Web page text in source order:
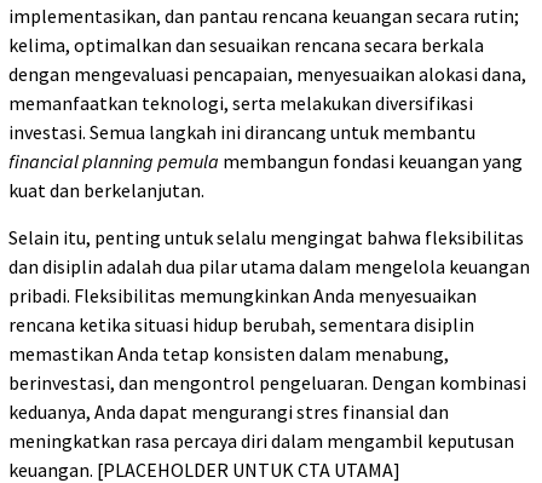
implementasikan, dan pantau rencana keuangan secara rutin;
kelima, optimalkan dan sesuaikan rencana secara berkala
dengan mengevaluasi pencapaian, menyesuaikan alokasi dana,
memanfaatkan teknologi, serta melakukan diversifikasi
investasi. Semua langkah ini dirancang untuk membantu
financial planning pemula membangun fondasi keuangan yang
kuat dan berkelanjutan.
Selain itu, penting untuk selalu mengingat bahwa fleksibilitas
dan disiplin adalah dua pilar utama dalam mengelola keuangan
pribadi. Fleksibilitas memungkinkan Anda menyesuaikan
rencana ketika situasi hidup berubah, sementara disiplin
memastikan Anda tetap konsisten dalam menabung,
berinvestasi, dan mengontrol pengeluaran. Dengan kombinasi
keduanya, Anda dapat mengurangi stres finansial dan
meningkatkan rasa percaya diri dalam mengambil keputusan
keuangan. [PLACEHOLDER UNTUK CTA UTAMA]